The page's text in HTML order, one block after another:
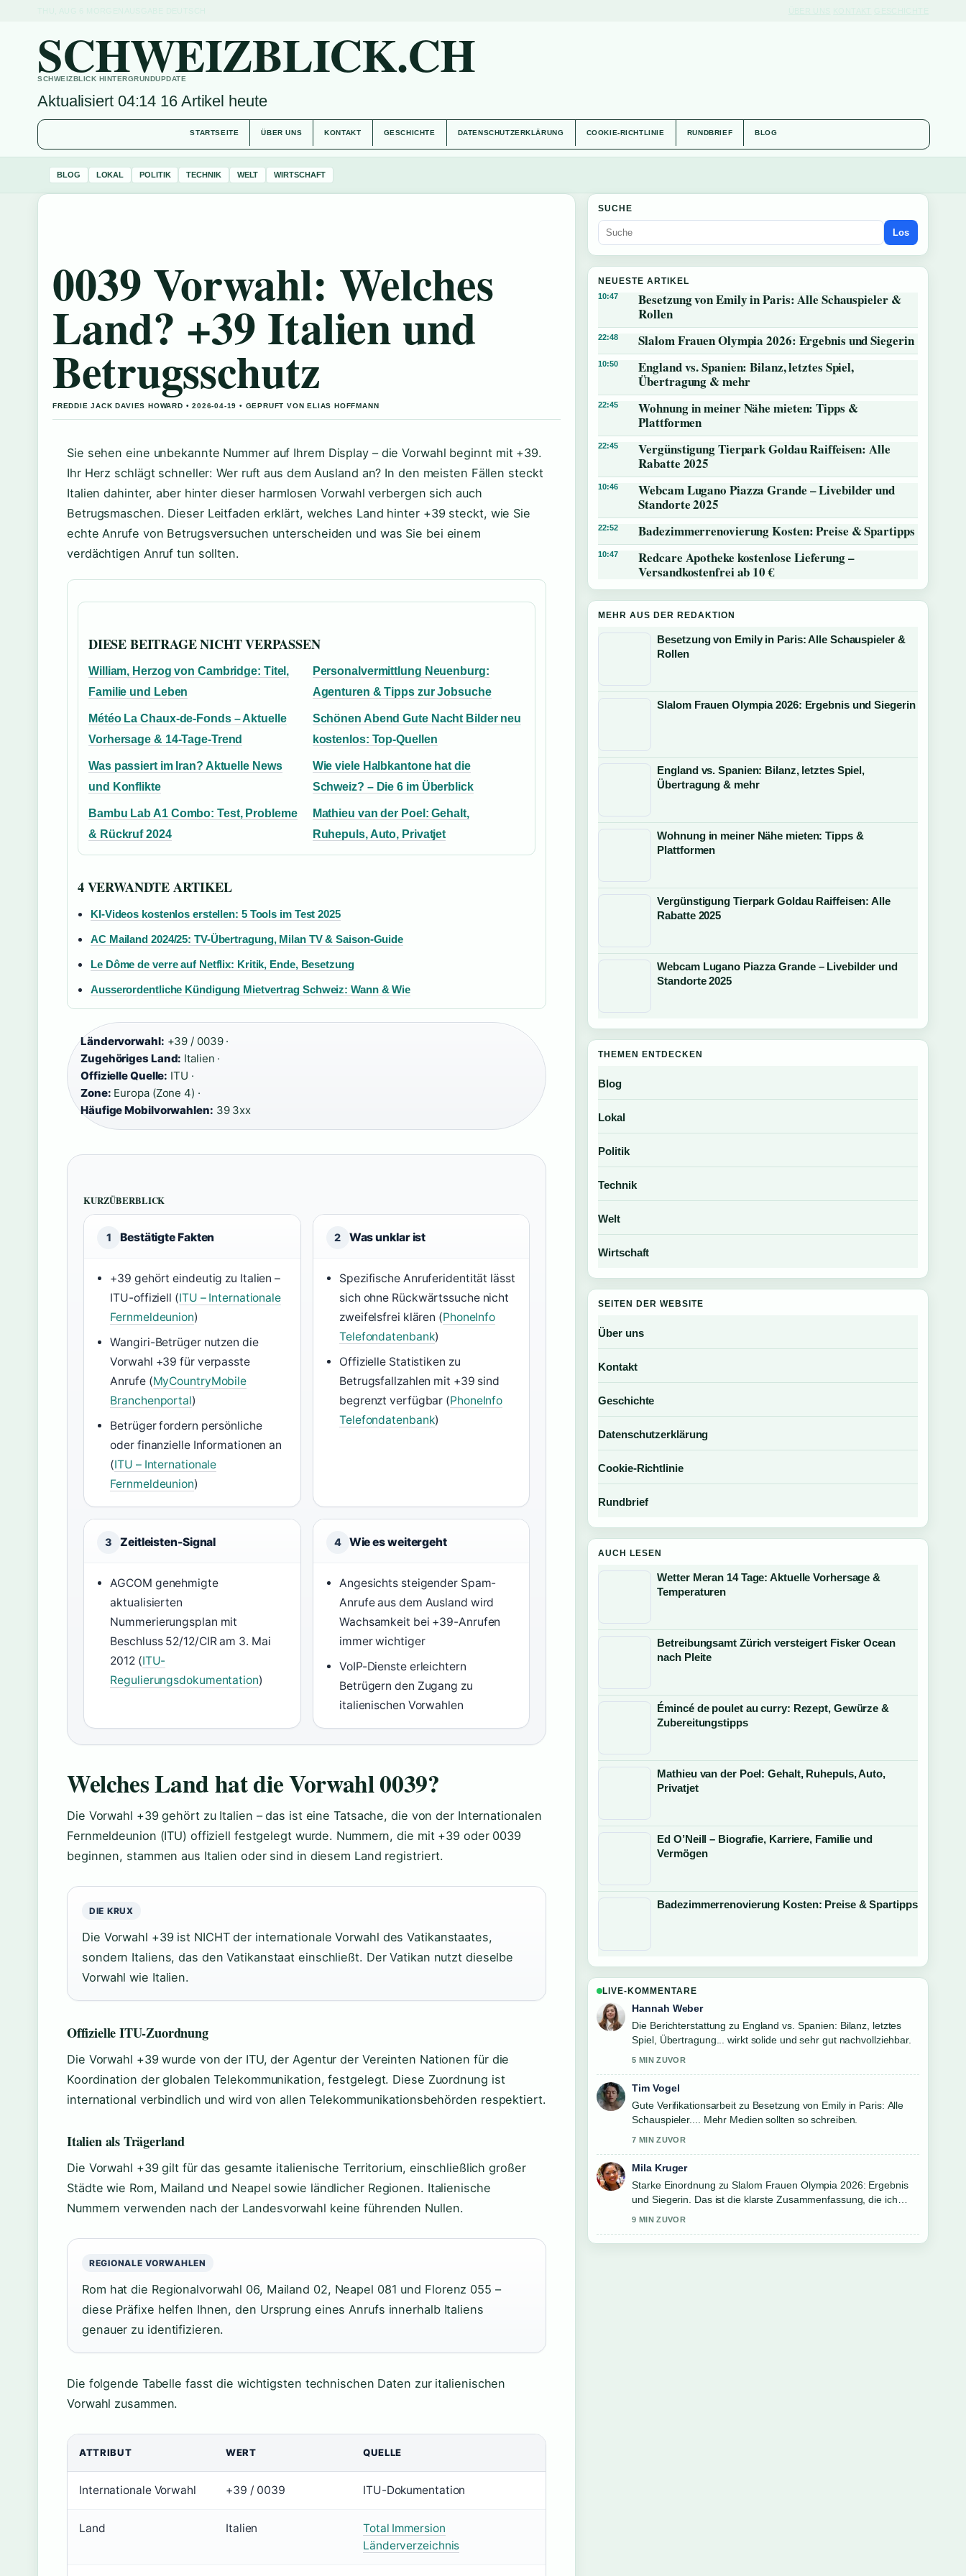
SCHWEIZBLICK.CH
SCHWEIZBLICK HINTERGRUNDUPDATE
Aktualisiert 04:14 16 Artikel heute
STARTSEITE ÜBER UNS KONTAKT GESCHICHTE DATENSCHUTZERKLÄRUNG COOKIE-RICHTLINIE RUNDBRIEF BLOG
BLOG LOKAL POLITIK TECHNIK WELT WIRTSCHAFT
0039 Vorwahl: Welches
Land? +39 Italien und
Betrugsschutz
FREDDIE JACK DAVIES HOWARD • 2026-04-19 • GEPRUFT VON ELIAS HOFFMANN
Sie sehen eine unbekannte Nummer auf Ihrem Display – die Vorwahl beginnt mit +39.
Ihr Herz schlägt schneller: Wer ruft aus dem Ausland an? In den meisten Fällen steckt
Italien dahinter, aber hinter dieser harmlosen Vorwahl verbergen sich auch
Betrugsmaschen. Dieser Leitfaden erklärt, welches Land hinter +39 steckt, wie Sie
echte Anrufe von Betrugsversuchen unterscheiden und was Sie bei einem
verdächtigen Anruf tun sollten.
DIESE BEITRAGE NICHT VERPASSEN
William, Herzog von Cambridge: Titel,
Familie und Leben
Personalvermittlung Neuenburg:
Agenturen & Tipps zur Jobsuche
Météo La Chaux-de-Fonds – Aktuelle
Vorhersage & 14-Tage-Trend
Schönen Abend Gute Nacht Bilder neu
kostenlos: Top-Quellen
Was passiert im Iran? Aktuelle News
und Konflikte
Wie viele Halbkantone hat die
Schweiz? – Die 6 im Überblick
Bambu Lab A1 Combo: Test, Probleme
& Rückruf 2024
Mathieu van der Poel: Gehalt,
Ruhepuls, Auto, Privatjet
4 VERWANDTE ARTIKEL
KI-Videos kostenlos erstellen: 5 Tools im Test 2025
AC Mailand 2024/25: TV-Übertragung, Milan TV & Saison-Guide
Le Dôme de verre auf Netflix: Kritik, Ende, Besetzung
Ausserordentliche Kündigung Mietvertrag Schweiz: Wann & Wie
Ländervorwahl: +39 / 0039 ·
Zugehöriges Land: Italien ·
Offizielle Quelle: ITU ·
Zone: Europa (Zone 4) ·
Häufige Mobilvorwahlen: 39 3xx
KURZÜBERBLICK
1 Bestätigte Fakten
+39 gehört eindeutig zu Italien –
ITU-offiziell (ITU – Internationale
Fernmeldeunion)
Wangiri-Betrüger nutzen die
Vorwahl +39 für verpasste
Anrufe (MyCountryMobile
Branchenportal)
Betrüger fordern persönliche
oder finanzielle Informationen an
(ITU – Internationale
Fernmeldeunion)
2 Was unklar ist
Spezifische Anruferidentität lässt
sich ohne Rückwärtssuche nicht
zweifelsfrei klären (PhoneInfo
Telefondatenbank)
Offizielle Statistiken zu
Betrugsfallzahlen mit +39 sind
begrenzt verfügbar (PhoneInfo
Telefondatenbank)
3 Zeitleisten-Signal
AGCOM genehmigte
aktualisierten
Nummerierungsplan mit
Beschluss 52/12/CIR am 3. Mai
2012 (ITU-
Regulierungsdokumentation)
4 Wie es weitergeht
Angesichts steigender Spam-
Anrufe aus dem Ausland wird
Wachsamkeit bei +39-Anrufen
immer wichtiger
VoIP-Dienste erleichtern
Betrügern den Zugang zu
italienischen Vorwahlen
Welches Land hat die Vorwahl 0039?
Die Vorwahl +39 gehört zu Italien – das ist eine Tatsache, die von der Internationalen
Fernmeldeunion (ITU) offiziell festgelegt wurde. Nummern, die mit +39 oder 0039
beginnen, stammen aus Italien oder sind in diesem Land registriert.
DIE KRUX
Die Vorwahl +39 ist NICHT der internationale Vorwahl des Vatikanstaates,
sondern Italiens, das den Vatikanstaat einschließt. Der Vatikan nutzt dieselbe
Vorwahl wie Italien.
Offizielle ITU-Zuordnung
Die Vorwahl +39 wurde von der ITU, der Agentur der Vereinten Nationen für die
Koordination der globalen Telekommunikation, festgelegt. Diese Zuordnung ist
international verbindlich und wird von allen Telekommunikationsbehörden respektiert.
Italien als Trägerland
Die Vorwahl +39 gilt für das gesamte italienische Territorium, einschließlich großer
Städte wie Rom, Mailand und Neapel sowie ländlicher Regionen. Italienische
Nummern verwenden nach der Landesvorwahl keine führenden Nullen.
REGIONALE VORWAHLEN
Rom hat die Regionalvorwahl 06, Mailand 02, Neapel 081 und Florenz 055 –
diese Präfixe helfen Ihnen, den Ursprung eines Anrufs innerhalb Italiens
genauer zu identifizieren.
Die folgende Tabelle fasst die wichtigsten technischen Daten zur italienischen
Vorwahl zusammen.
ATTRIBUT WERT QUELLE
Internationale Vorwahl +39 / 0039 ITU-Dokumentation
Land Italien
Total Immersion
Länderverzeichnis
SUCHE
Los
NEUESTE ARTIKEL
10:47
Besetzung von Emily in Paris: Alle Schauspieler &
Rollen
22:48 Slalom Frauen Olympia 2026: Ergebnis und Siegerin
10:50
England vs. Spanien: Bilanz, letztes Spiel,
Übertragung & mehr
22:45
Wohnung in meiner Nähe mieten: Tipps &
Plattformen
22:45
Vergünstigung Tierpark Goldau Raiffeisen: Alle
Rabatte 2025
10:46
Webcam Lugano Piazza Grande – Livebilder und
Standorte 2025
22:52 Badezimmerrenovierung Kosten: Preise & Spartipps
10:47
Redcare Apotheke kostenlose Lieferung –
Versandkostenfrei ab 10 €
MEHR AUS DER REDAKTION
Besetzung von Emily in Paris: Alle Schauspieler &
Rollen
Slalom Frauen Olympia 2026: Ergebnis und Siegerin
England vs. Spanien: Bilanz, letztes Spiel,
Übertragung & mehr
Wohnung in meiner Nähe mieten: Tipps &
Plattformen
Vergünstigung Tierpark Goldau Raiffeisen: Alle
Rabatte 2025
Webcam Lugano Piazza Grande – Livebilder und
Standorte 2025
THEMEN ENTDECKEN
Blog
Lokal
Politik
Technik
Welt
Wirtschaft
SEITEN DER WEBSITE
Über uns
Kontakt
Geschichte
Datenschutzerklärung
Cookie-Richtlinie
Rundbrief
AUCH LESEN
Wetter Meran 14 Tage: Aktuelle Vorhersage &
Temperaturen
Betreibungsamt Zürich versteigert Fisker Ocean
nach Pleite
Émincé de poulet au curry: Rezept, Gewürze &
Zubereitungstipps
Mathieu van der Poel: Gehalt, Ruhepuls, Auto,
Privatjet
Ed O’Neill – Biografie, Karriere, Familie und
Vermögen
Badezimmerrenovierung Kosten: Preise & Spartipps
LIVE-KOMMENTARE
Hannah Weber
Die Berichterstattung zu England vs. Spanien: Bilanz, letztes
Spiel, Übertragung... wirkt solide und sehr gut nachvollziehbar.
5 MIN ZUVOR
Tim Vogel
Gute Verifikationsarbeit zu Besetzung von Emily in Paris: Alle
Schauspieler.... Mehr Medien sollten so schreiben.
7 MIN ZUVOR
Mila Kruger
Starke Einordnung zu Slalom Frauen Olympia 2026: Ergebnis
und Siegerin. Das ist die klarste Zusammenfassung, die ich
9 MIN ZUVOR